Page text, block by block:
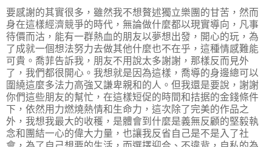
要感謝的其實很多，雖然我不想贅述獨立樂團的甘苦，然而
身在這樣經濟競爭的時代，無論做什麼都以現實導向，凡事
待價而沽，能有一群熱血的朋友以夢想出發，開心的玩，為
了成就一個想法努力去做其他什麼也不在乎，這種情感難能
可貴。喬菲告訴我，朋友不用說太多謝謝，那樣反而見外
了，我們都很開心。我想就是因為這樣，喬導的身邊總可以
圍繞這麼多法力高強又謙卑親和的人。但我還是要說，謝謝
你們這些朋友的幫忙，在這樣短促的時間和拮据的金錢條件
下，依然用力燃燒熱情和生命力，這次除了完美的作品之
外，我想我最大的收穫，是體會到什麼是義無反顧的堅毅執
念和團結一心的偉大力量，也讓我反省自己是不是入了社